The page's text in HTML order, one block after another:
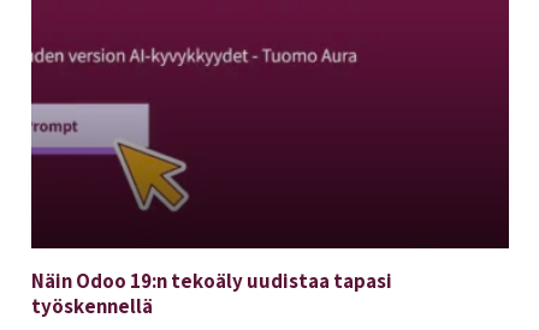
Näin Odoo 19:n tekoäly uudistaa tapasi
työskennellä